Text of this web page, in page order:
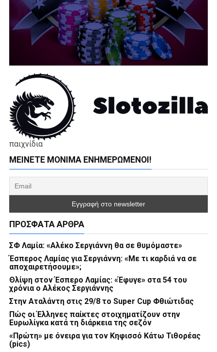
παιχνίδια
ΜΕΊΝΕΤΕ ΜΌΝΙΜΑ ΕΝΗΜΕΡΏΜΕΝΟΙ!
ΠΡΌΣΦΑΤΑ ΆΡΘΡΑ
ΣΦ Λαμία: «Αλέκο Σεργιάννη θα σε θυμόμαστε»
Έσπερος Λαμίας για Σεργιάννη: «Με τι καρδιά να σε
αποχαιρετήσουμε»;
Θλίψη στον Έσπερο Λαμίας: «Έφυγε» στα 54 του
χρόνια ο Αλέκος Σεργιάννης
Στην Αταλάντη στις 29/8 το Super Cup Φθιώτιδας
Πώς οι Έλληνες παίκτες στοιχηματίζουν στην
Ευρωλίγκα κατά τη διάρκεια της σεζόν
«Πρώτη» με όνειρα για τον Κηφισσό Κάτω Τιθορέας
(pics)